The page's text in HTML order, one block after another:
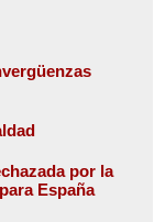
por la
España